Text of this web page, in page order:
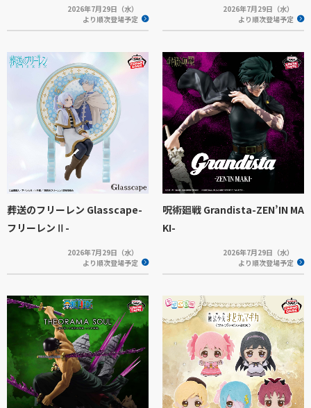
2026年7月29日（水）
より順次登場予定
2026年7月29日（水）
より順次登場予定
葬送のフリーレン Glasscape-
フリーレンⅡ-
2026年7月29日（水）
より順次登場予定
呪術廻戦 Grandista-ZEN’IN MA
KI-
2026年7月29日（水）
より順次登場予定